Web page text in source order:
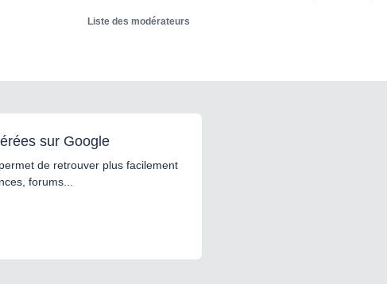
Liste des modérateurs
sur Google
de retrouver plus facilement
forums...